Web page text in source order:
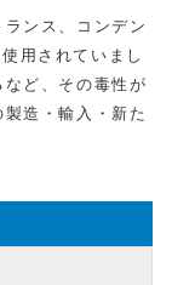
ンス、コンデン
用されていまし
ど、その毒性が
造・輸入・新た